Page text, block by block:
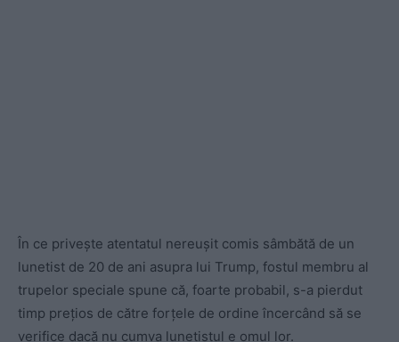
În ce privește atentatul nereușit comis sâmbătă de un
lunetist de 20 de ani asupra lui Trump, fostul membru al
trupelor speciale spune că, foarte probabil, s-a pierdut
timp prețios de către forțele de ordine încercând să se
verifice dacă nu cumva lunetistul e omul lor.